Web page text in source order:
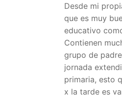
Desde mi
que es muy
educativo
Contienen
grupo de
jornada
primaria, esto
x la tarde es